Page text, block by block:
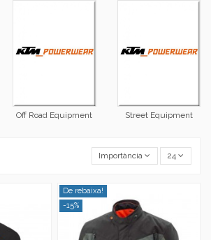
Off Road Equipment Street Equipment
Importància 24
De rebaixa!
-15%